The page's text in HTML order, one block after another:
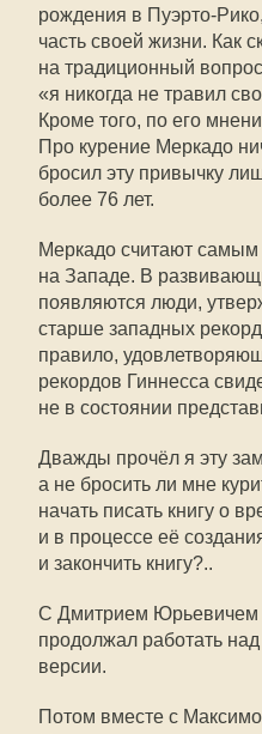
рождения в Пуэрто-
часть своей жизни. Как
на традиционный
«я никогда не травил
Кроме того, по его
Про курение Меркадо
бросил эту привычку
более 76 лет.
Меркадо считают
на Западе. В
появляются люди,
старше западных
правило,
рекордов Гиннесcа
не в состоянии
Дважды прочёл я эту
а не бросить ли мне
начать писать книгу о
и в процессе её
и закончить книгу?..
С Дмитрием
продолжал работать
версии.
Потом вместе с